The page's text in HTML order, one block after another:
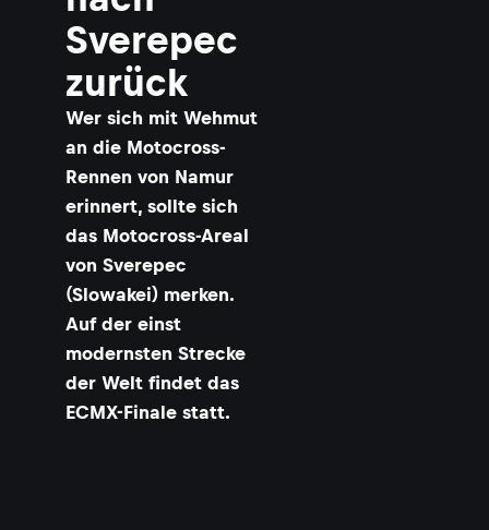
Sverepec
zurück
Wer sich mit Wehmut
an die Motocross-
Rennen von Namur
erinnert, sollte sich
das Motocross-Areal
von Sverepec
(Slowakei) merken.
Auf der einst
modernsten Strecke
der Welt findet das
ECMX-Finale statt.